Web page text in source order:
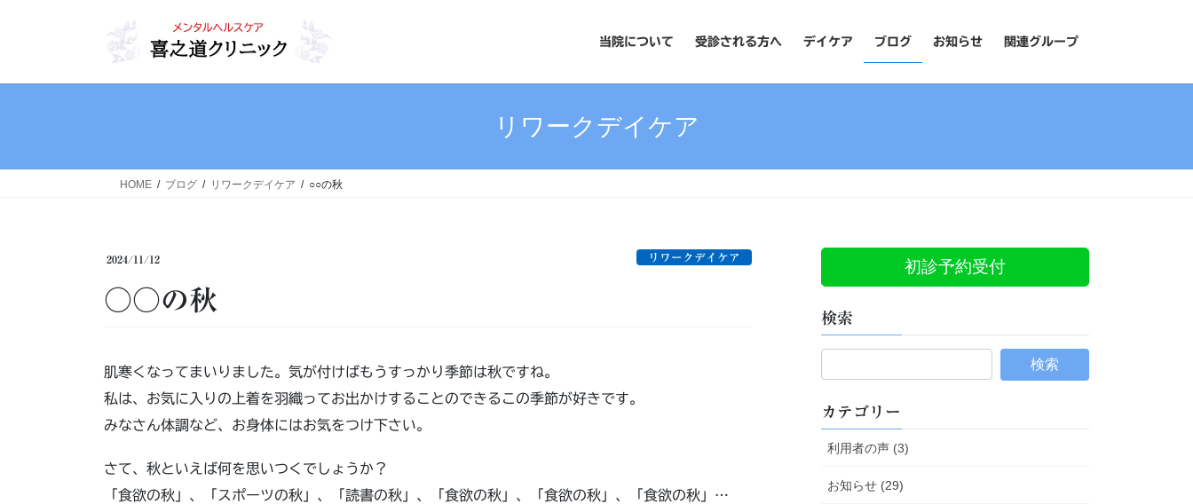
当院について 受診される方へ デイケア ブログ お知らせ 関連グループ
リワークデイケア
HOME ブログ リワークデイケア ○○の秋
2024/11/12 リワークデイケア
○○の秋
肌寒くなってまいりました。気が付けばもうすっかり季節は秋ですね。
私は、お気に入りの上着を羽織ってお出かけすることのできるこの季節が好きです。
みなさん体調など、お身体にはお気をつけ下さい。
さて、秋といえば何を思いつくでしょうか？
「食欲の秋」、「スポーツの秋」、「読書の秋」、「食欲の秋」、「食欲の秋」、「食欲の秋」…
初診予約受付
検索
カテゴリー
利用者の声 (3)
お知らせ (29)